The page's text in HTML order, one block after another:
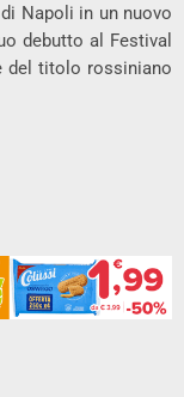
Napoli in un nuovo
debutto al Festival
del titolo rossiniano